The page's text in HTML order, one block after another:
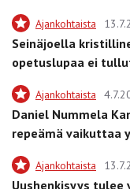
Ajankohtaista
Seinäjoella
opetuslupaa ei
Ajankohtaista
Daniel Nummela
repeämä vaikuttaa
Ajankohtaista
Uushenkisyys tulee